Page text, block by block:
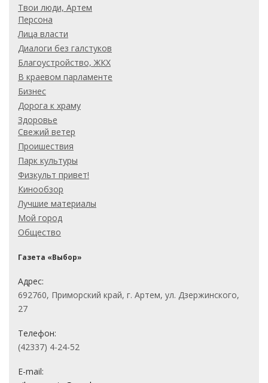
Твои люди, Артем
Персона
Лица власти
Диалоги без галстуков
Благоустройство, ЖКХ
В краевом парламенте
Бизнес
Дорога к храму
Здоровье
Свежий ветер
Проишествия
Парк культуры
Физкульт привет!
Кинообзор
Лучшие материалы
Мой город
Общество
Газета «Выбор»
Адрес:
692760, Приморский край, г. Артем, ул. Дзержинского,
27
Телефон:
(42337) 4-24-52
E-mail: